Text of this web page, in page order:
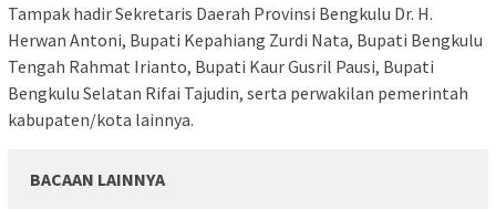
Tampak hadir Sekretaris Daerah Provinsi Bengkulu Dr. H.
Herwan Antoni, Bupati Kepahiang Zurdi Nata, Bupati Bengkulu
Tengah Rahmat Irianto, Bupati Kaur Gusril Pausi, Bupati
Bengkulu Selatan Rifai Tajudin, serta perwakilan pemerintah
kabupaten/kota lainnya.
BACAAN LAINNYA